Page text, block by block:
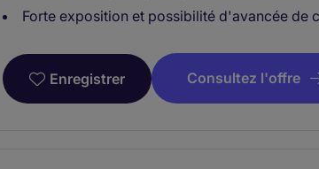
Forte exposition et possibilité d'avancée de
Enregistrer Consultez l'offre